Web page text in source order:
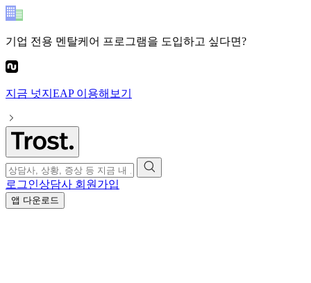
기업 전용 멘탈케어 프로그램을 도입하고 싶다면?
지금 넛지EAP이용해보기
로그인상담사 회원가입
앱 다운로드